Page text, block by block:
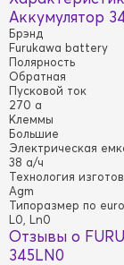
Аккумулятор
Брэнд
Furukawa battery
Полярность
Обратная
Пусковой ток
270 а
Клеммы
Большие
Электрическая
38 а/ч
Технология
Agm
Типоразмер по euro
L0, Ln0
Отзывы о
345LN0